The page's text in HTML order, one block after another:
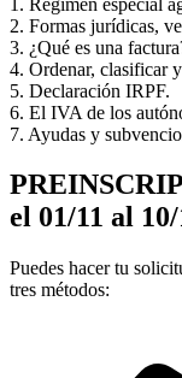
2. Formas jurídicas,
3. ¿Qué es una
4. Ordenar, clasificar
5. Declaración IRPF.
6. El IVA de los
7. Ayudas y
el 01/11 al
Puedes hacer tu
tres métodos: